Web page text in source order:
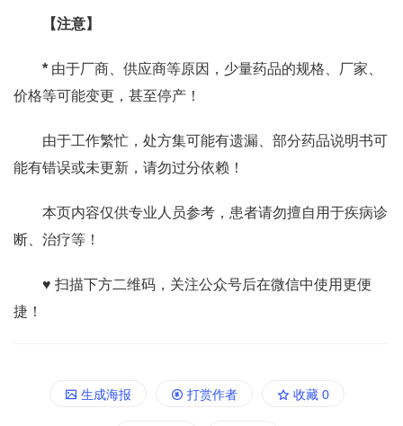
【注意】
* 由于厂商、供应商等原因，少量药品的规格、厂家、
价格等可能变更，甚至停产！
由于工作繁忙，处方集可能有遗漏、部分药品说明书可
能有错误或未更新，请勿过分依赖！
本页内容仅供专业人员参考，患者请勿擅自用于疾病诊
断、治疗等！
♥ 扫描下方二维码，关注公众号后在微信中使用更便
捷！
生成海报 打赏作者 收藏 0